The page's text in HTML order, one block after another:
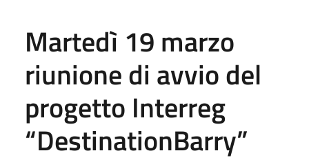
Martedì 19 marzo
riunione di avvio del
progetto Interreg
“DestinationBarry”